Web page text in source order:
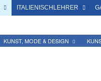
ITALIENISCHLEHRER
KUNST, MODE & DESIGN